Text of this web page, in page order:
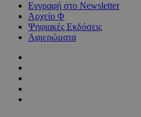
Εγγραφή στο Newsletter
Αρχείο Φ
Ψηφιακές Εκδόσεις
Αφιερώματα